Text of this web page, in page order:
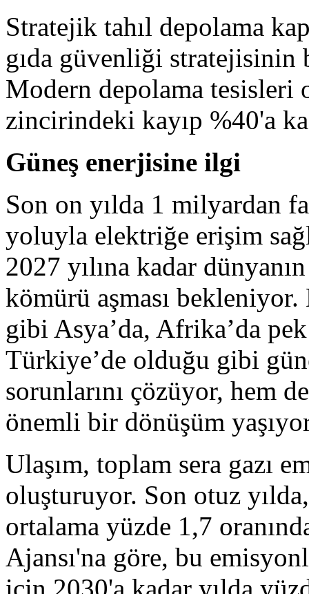
Stratejik tahıl depolama
gıda güvenliği stratejisinin
Modern depolama tesisleri
zincirindeki kayıp %40'a
Güneş enerjisine ilgi
Son on yılda 1 milyardan
yoluyla elektriğe erişim
2027 yılına kadar
kömürü aşması
gibi Asya’da, Afrika’da
Türkiye’de olduğu gibi
sorunlarını çözüyor, hem
önemli bir dönüşüm
Ulaşım, toplam sera gazı
oluşturuyor. Son otuz
ortalama yüzde 1,7
Ajansı'na göre, bu
için 2030'a kadar yılda